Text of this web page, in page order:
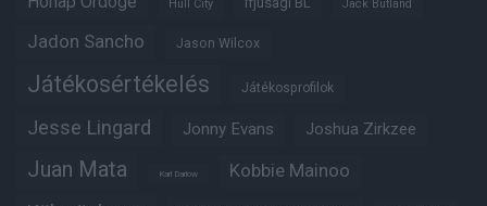
Hull City Jack Butland
Jadon Sancho Jason Wilcox
Játékosértékelés Játékosprofilok
Jesse Lingard Jonny Evans Joshua Zirkzee
Juan Mata Karl Darlow Kobbie Mainoo